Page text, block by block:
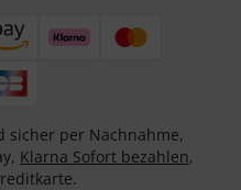
sicher per Nachnahme,
Klarna Sofort bezahlen,